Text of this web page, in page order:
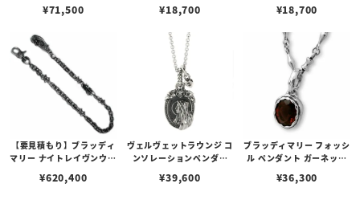
ト
¥71,500
ーム
¥18,700
ーム
¥18,700
【要見積もり】ブラッディ
マリー ナイトレイヴンウォ
¥620,400
ヴェルヴェットラウンジ コ
ンソレーションペンダン
¥39,600
ブラッディマリー フォッシ
ル ペンダント ガーネット
¥36,300